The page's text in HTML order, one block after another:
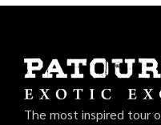
The most inspired tour